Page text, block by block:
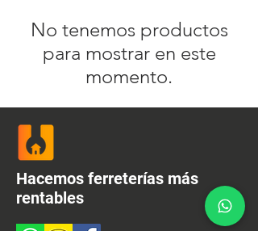
No tenemos productos
para mostrar en este
momento.
Hacemos ferreterías más
rentables